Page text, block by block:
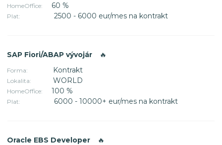
HomeOffice: 60 %
Plat: 2500 - 6000 eur/mes na kontrakt
SAP Fiori/ABAP vývojár 🔥
Forma: Kontrakt
Lokalita: WORLD
HomeOffice: 100 %
Plat: 6000 - 10000+ eur/mes na kontrakt
Oracle EBS Developer 🔥